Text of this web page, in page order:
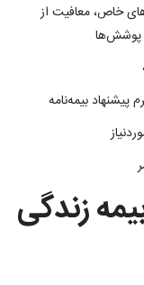
خاص، معافیت از
پوشش‌ها
بیمه‌نامه
زندگی